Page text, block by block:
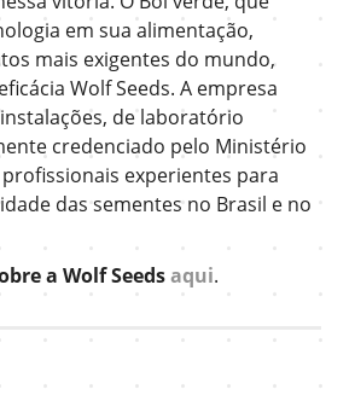
em sua alimentação,
mais exigentes do mundo,
Wolf Seeds. A empresa
de laboratório
credenciado pelo Ministério
experientes para
das sementes no Brasil e no
a Wolf Seedsaqui.